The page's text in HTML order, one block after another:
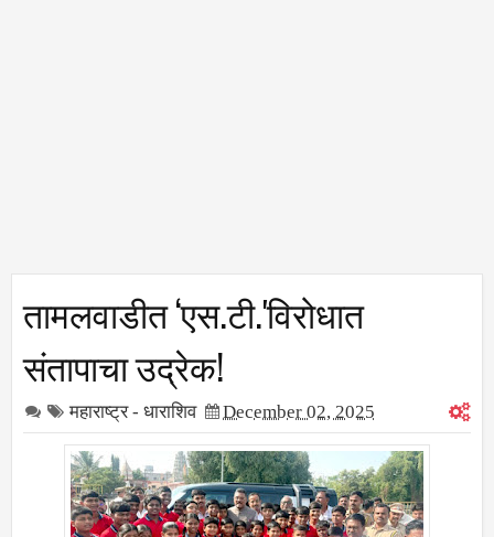
तामलवाडीत ‌‘एस.टी.'विरोधात
संतापाचा उद्रेक!
महाराष्ट्र - धाराशिव December 02, 2025